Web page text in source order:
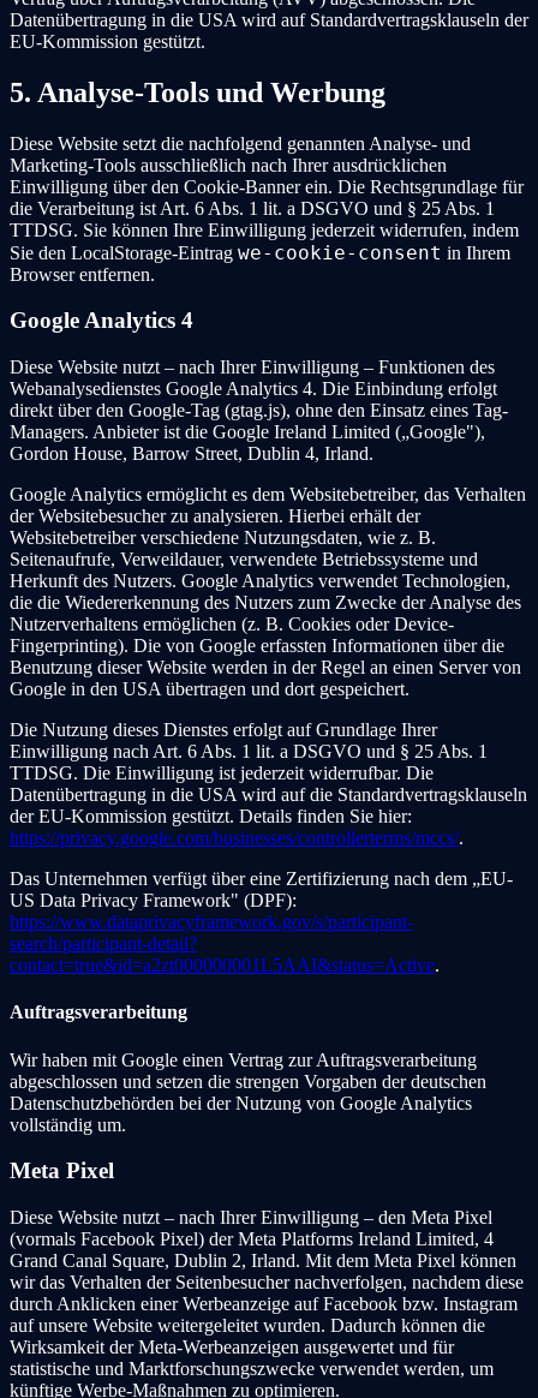
Datenübertragung in die USA wird auf Standardvertragsklauseln der
EU-Kommission gestützt.
5. Analyse-Tools und Werbung
Diese Website setzt die nachfolgend genannten Analyse- und
Marketing-Tools ausschließlich nach Ihrer ausdrücklichen
Einwilligung über den Cookie-Banner ein. Die Rechtsgrundlage für
die Verarbeitung ist Art. 6 Abs. 1 lit. a DSGVO und § 25 Abs. 1
TTDSG. Sie können Ihre Einwilligung jederzeit widerrufen, indem
Sie den LocalStorage-Eintrag we-cookie-consent in Ihrem
Browser entfernen.
Google Analytics 4
Diese Website nutzt – nach Ihrer Einwilligung – Funktionen des
Webanalysedienstes Google Analytics 4. Die Einbindung erfolgt
direkt über den Google-Tag (gtag.js), ohne den Einsatz eines Tag-
Managers. Anbieter ist die Google Ireland Limited („Google"),
Gordon House, Barrow Street, Dublin 4, Irland.
Google Analytics ermöglicht es dem Websitebetreiber, das Verhalten
der Websitebesucher zu analysieren. Hierbei erhält der
Websitebetreiber verschiedene Nutzungsdaten, wie z. B.
Seitenaufrufe, Verweildauer, verwendete Betriebssysteme und
Herkunft des Nutzers. Google Analytics verwendet Technologien,
die die Wiedererkennung des Nutzers zum Zwecke der Analyse des
Nutzerverhaltens ermöglichen (z. B. Cookies oder Device-
Fingerprinting). Die von Google erfassten Informationen über die
Benutzung dieser Website werden in der Regel an einen Server von
Google in den USA übertragen und dort gespeichert.
Die Nutzung dieses Dienstes erfolgt auf Grundlage Ihrer
Einwilligung nach Art. 6 Abs. 1 lit. a DSGVO und § 25 Abs. 1
TTDSG. Die Einwilligung ist jederzeit widerrufbar. Die
Datenübertragung in die USA wird auf die Standardvertragsklauseln
der EU-Kommission gestützt. Details finden Sie hier:
https://privacy.google.com/businesses/controllerterms/mccs/.
Das Unternehmen verfügt über eine Zertifizierung nach dem „EU-
US Data Privacy Framework" (DPF):
https://www.dataprivacyframework.gov/s/participant-
search/participant-detail?
contact=true&id=a2zt000000001L5AAI&status=Active.
Auftragsverarbeitung
Wir haben mit Google einen Vertrag zur Auftragsverarbeitung
abgeschlossen und setzen die strengen Vorgaben der deutschen
Datenschutzbehörden bei der Nutzung von Google Analytics
vollständig um.
Meta Pixel
Diese Website nutzt – nach Ihrer Einwilligung – den Meta Pixel
(vormals Facebook Pixel) der Meta Platforms Ireland Limited, 4
Grand Canal Square, Dublin 2, Irland. Mit dem Meta Pixel können
wir das Verhalten der Seitenbesucher nachverfolgen, nachdem diese
durch Anklicken einer Werbeanzeige auf Facebook bzw. Instagram
auf unsere Website weitergeleitet wurden. Dadurch können die
Wirksamkeit der Meta-Werbeanzeigen ausgewertet und für
statistische und Marktforschungszwecke verwendet werden, um
künftige Werbe-Maßnahmen zu optimieren.